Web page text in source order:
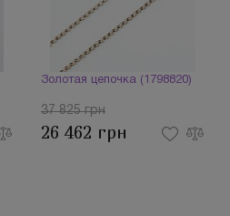
Золотая цепочка (1798820)
37 825 грн
26 462 грн